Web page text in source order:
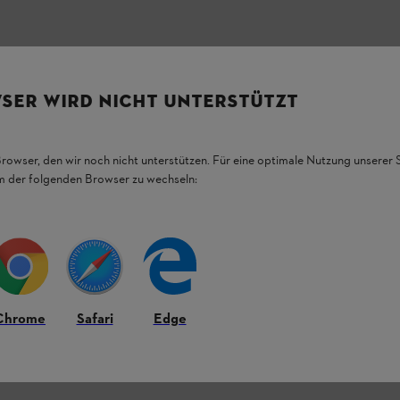
FR 480 (dauerhaft nicht mehr
AutoCut 36-2 bestücken.
kompatiblen STIHL Schutz für
WIRD NICHT UNTERSTÜTZT
den wir noch nicht unterstützen. Für eine optimale Nutzung unserer
der folgenden Browser zu wechseln:
Safari Edge